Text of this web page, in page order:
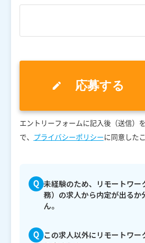
エントリーフォームに記入後（送信）
で、 プライバシーポリシーに同意した
未経験のため、リモートワー
務）の求人から内定が出るか
ん。
この求人以外にリモートワー